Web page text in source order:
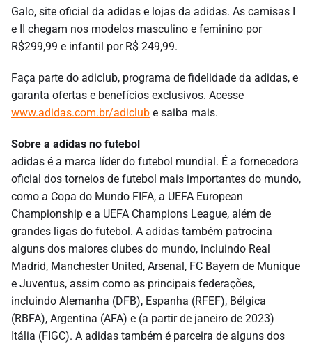
Galo, site oficial da adidas e lojas da adidas. As camisas I
e II chegam nos modelos masculino e feminino por
R$299,99 e infantil por R$ 249,99.
Faça parte do adiclub, programa de fidelidade da adidas, e
garanta ofertas e benefícios exclusivos. Acesse
www.adidas.com.br/adiclub e saiba mais.
Sobre a adidas no futebol
adidas é a marca líder do futebol mundial. É a fornecedora
oficial dos torneios de futebol mais importantes do mundo,
como a Copa do Mundo FIFA, a UEFA European
Championship e a UEFA Champions League, além de
grandes ligas do futebol. A adidas também patrocina
alguns dos maiores clubes do mundo, incluindo Real
Madrid, Manchester United, Arsenal, FC Bayern de Munique
e Juventus, assim como as principais federações,
incluindo Alemanha (DFB), Espanha (RFEF), Bélgica
(RBFA), Argentina (AFA) e (a partir de janeiro de 2023)
Itália (FIGC). A adidas também é parceira de alguns dos